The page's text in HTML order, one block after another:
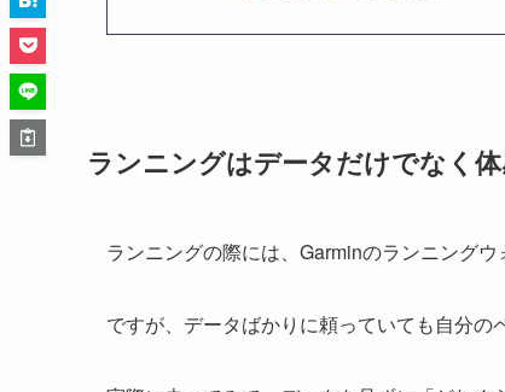
ランニングはデータだけでなく
ランニングの際には、Garminのランニング
ですが、データばかりに頼っていても自分の